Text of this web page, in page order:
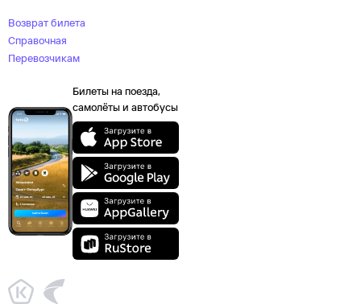
Возврат билета
Справочная
Перевозчикам
Билеты на поезда,
самолёты и автобусы